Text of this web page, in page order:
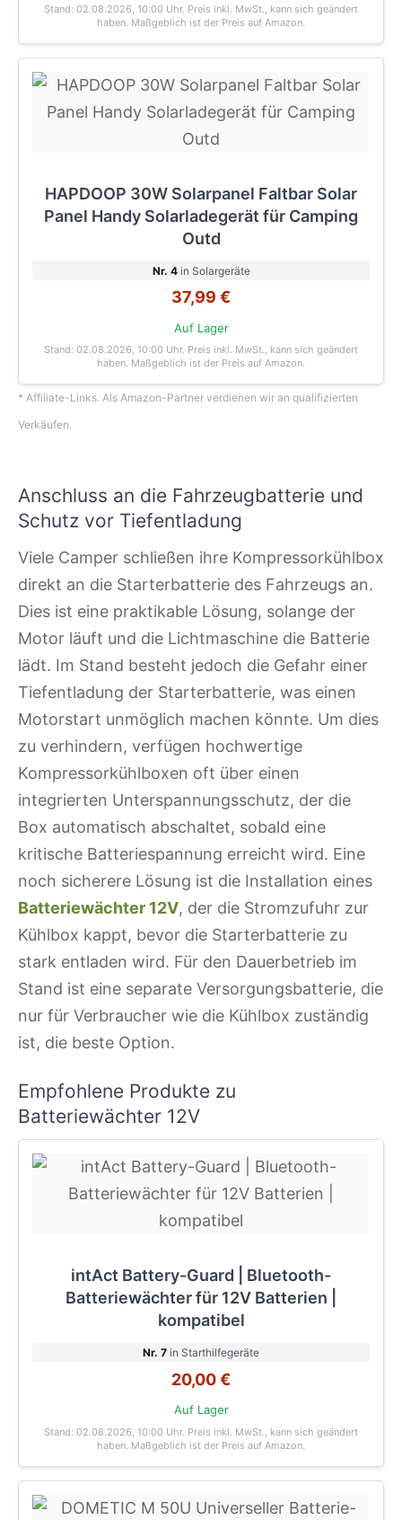
Stand: 02.08.2026, 10:00 Uhr. Preis inkl. MwSt., kann sich geändert
haben. Maßgeblich ist der Preis auf Amazon.
HAPDOOP 30W Solarpanel Faltbar Solar
Panel Handy Solarladegerät für Camping
Outd
Nr. 4in Solargeräte
37,99 €
Auf Lager
Stand: 02.08.2026, 10:00 Uhr. Preis inkl. MwSt., kann sich geändert
haben. Maßgeblich ist der Preis auf Amazon.
* Affiliate-Links. Als Amazon-Partner verdienen wir an qualifizierten
Verkäufen.
Anschluss an die Fahrzeugbatterie und
Schutz vor Tiefentladung
Viele Camper schließen ihre Kompressorkühlbox
direkt an die Starterbatterie des Fahrzeugs an.
Dies ist eine praktikable Lösung, solange der
Motor läuft und die Lichtmaschine die Batterie
lädt. Im Stand besteht jedoch die Gefahr einer
Tiefentladung der Starterbatterie, was einen
Motorstart unmöglich machen könnte. Um dies
zu verhindern, verfügen hochwertige
Kompressorkühlboxen oft über einen
integrierten Unterspannungsschutz, der die
Box automatisch abschaltet, sobald eine
kritische Batteriespannung erreicht wird. Eine
noch sicherere Lösung ist die Installation eines
Batteriewächter 12V, der die Stromzufuhr zur
Kühlbox kappt, bevor die Starterbatterie zu
stark entladen wird. Für den Dauerbetrieb im
Stand ist eine separate Versorgungsbatterie, die
nur für Verbraucher wie die Kühlbox zuständig
ist, die beste Option.
Empfohlene Produkte zu
Batteriewächter 12V
intAct Battery-Guard | Bluetooth-
Batteriewächter für 12V Batterien |
kompatibel
Nr. 7 in Starthilfegeräte
20,00 €
Auf Lager
Stand: 02.08.2026, 10:00 Uhr. Preis inkl. MwSt., kann sich geändert
haben. Maßgeblich ist der Preis auf Amazon.